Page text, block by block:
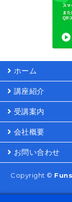
ホーム
講座紹介
受講案内
会社概要
お問い合わせ
Copyright ©